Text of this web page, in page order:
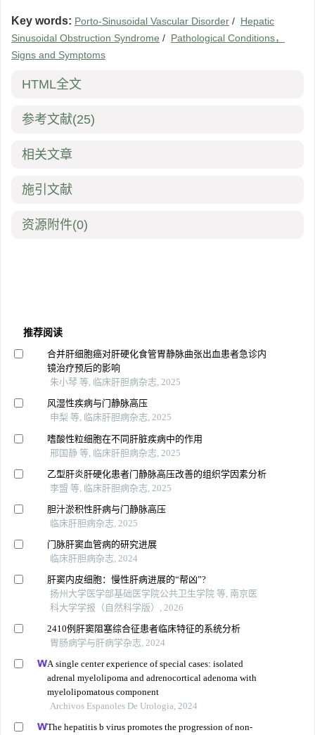
Key words: Porto-Sinusoidal Vascular Disorder / Hepatic
Sinusoidal Obstruction Syndrome / Pathological Conditions，
Signs and Symptoms
HTML全文
参考文献(25)
相关文章
施引文献
资源附件(0)
推荐阅读
合并肝细胞癌对肝硬化食管胃静脉曲张出血患者急诊内
镜治疗预后的影响
朱小琴 等, 临床肝胆病杂志, 2025
风湿性疾病与门静脉高压
申梨 等, 临床肝胆病杂志, 2025
嗜酸性粒细胞在不同肝脏疾病中的作用
邢国静 等, 临床肝胆病杂志, 2025
乙型肝炎肝硬化患者门静脉高压改善的组织学因素分析
李盟 等, 临床肝胆病杂志, 2025
胆汁淤积性肝病与门静脉高压
临床肝胆病杂志, 2025
门脉肝窦血管病的研究进展
临床肝胆病杂志, 2024
肝窦内皮细胞：慢性肝病进展的“帮凶”?
扬州大学医学部基础医学院公共卫生学院 等, 南京医
科大学学报（自然科学版）, 2026
2410例肝窦阻塞综合征患者临床特征的系统分析
胃肠病学与肝病学杂志, 2024
A single center experience of special cases: isolated
adrenal myelolipoma and adrenocortical adenoma with
myelolipomatous component
Archivos Espanoles De Urologia, 2024
The hepatitis b virus promotes the progression of non-